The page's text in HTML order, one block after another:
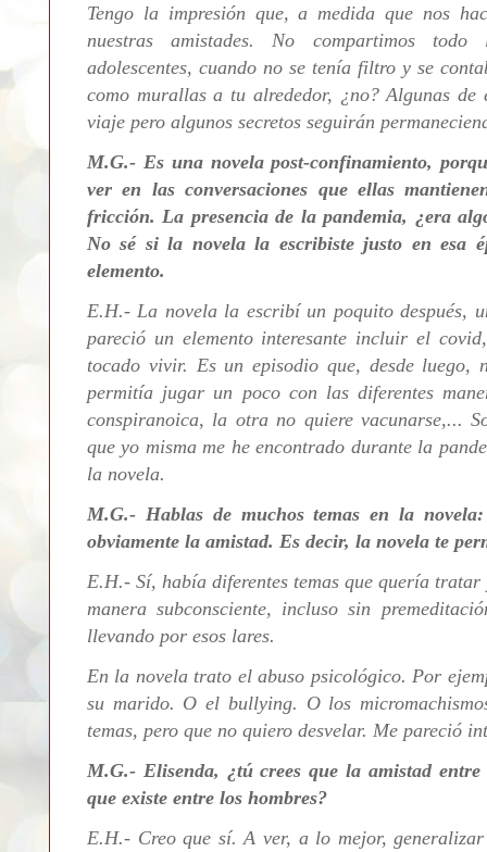
Tengo la impresión que, a medida que nos
nuestras amistades. No compartimos
adolescentes, cuando no se tenía filtro y se
como murallas a tu alrededor, ¿no? Algunas
viaje pero algunos secretos seguirán
M.G.- Es una novelapost-confinamiento,
ver en las conversaciones que ellas
fricción. La presencia de la pandemia, ¿era
No sé si la novela la escribiste justo en esa
elemento.
E.H.- La novela la escribí un poquito después,
pareció un elemento interesante incluir el
tocado vivir. Es un episodio que, desde luego,
permitía jugar un poco con las diferentes
conspiranoica, la otra no quiere vacunarse,...
que yo misma me he encontrado durante la
la novela.
M.G.- Hablas de muchos temas en la
obviamente la amistad. Es decir, la novela te
E.H.-Sí, había diferentes temas que quería
manera subconsciente, incluso sin
llevando por esos lares.
En la novela trato el abuso psicológico. Por
su marido. O el bullying. O los
temas, pero que no quiero desvelar. Me pareció
M.G.- Elisenda, ¿tú crees que la amistad
que existe entre los hombres?
E.H.- Creo que sí. A ver, a lo mejor,